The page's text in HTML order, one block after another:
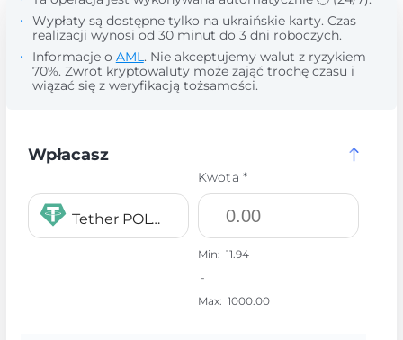
Wypłaty są dostępne tylko na ukraińskie karty. Czas
realizacji wynosi od 30 minut do 3 dni roboczych.
Informacje o AML. Nie akceptujemy walut z ryzykiem
70%. Zwrot kryptowaluty może zająć trochę czasu i
wiązać się z weryfikacją tożsamości.
Wpłacasz
Tether POLYGON USDT
Kwota *
Min: 11.94
-
Max: 1000.00